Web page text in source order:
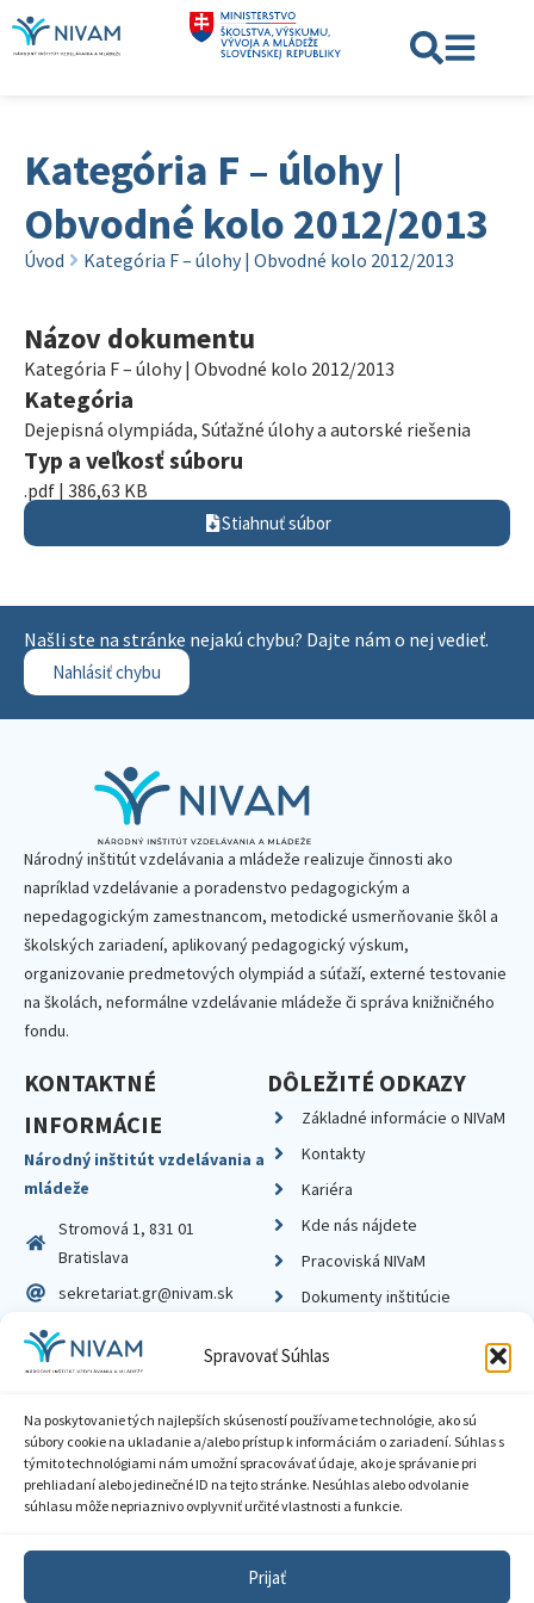
Spravovať Súhlas
Na poskytovanie tých najlepších skúseností používame technológie, ako sú
súbory cookie na ukladanie a/alebo prístup k informáciám o zariadení. Súhlas s
týmito technológiami nám umožní spracovávať údaje, ako je správanie pri
prehliadaní alebo jedinečné ID na tejto stránke. Nesúhlas alebo odvolanie
súhlasu môže nepriaznivo ovplyvniť určité vlastnosti a funkcie.
Prijať
Kategória F – úlohy |
Obvodné kolo 2012/2013
Úvod Kategória F – úlohy | Obvodné kolo 2012/2013
Názov dokumentu
Kategória F – úlohy | Obvodné kolo 2012/2013
Kategória
Dejepisná olympiáda, Súťažné úlohy a autorské riešenia
Typ a veľkosť súboru
.pdf | 386,63 KB
Stiahnuť súbor
Našli ste na stránke nejakú chybu? Dajte nám o nej vedieť.
Nahlásiť chybu
Národný inštitút vzdelávania a mládeže realizuje činnosti ako
napríklad vzdelávanie a poradenstvo pedagogickým a
nepedagogickým zamestnancom, metodické usmerňovanie škôl a
školských zariadení, aplikovaný pedagogický výskum,
organizovanie predmetových olympiád a súťaží, externé testovanie
na školách, neformálne vzdelávanie mládeže či správa knižničného
fondu.
KONTAKTNÉ
INFORMÁCIE
Národný inštitút vzdelávania a
mládeže
Stromová 1, 831 01
Bratislava
sekretariat.gr@nivam.sk
IČO: 00164348
DIČ: 2020798714
DÔLEŽITÉ ODKAZY
Základné informácie o NIVaM
Kontakty
Kariéra
Kde nás nájdete
Pracoviská NIVaM
Dokumenty inštitúcie
Zásady ochrany súkromia
Sprístupnenie informácií